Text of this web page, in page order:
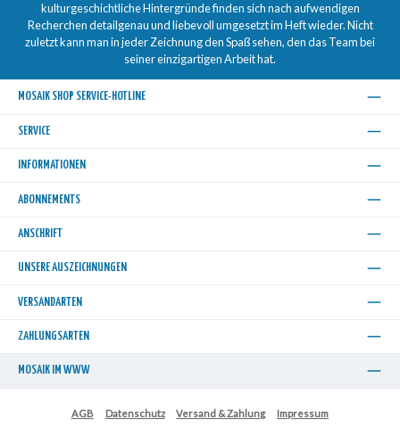
kulturgeschichtliche Hintergründe finden sich nach aufwendigen
Recherchen detailgenau und liebevoll umgesetzt im Heft wieder. Nicht
zuletzt kann man in jeder Zeichnung den Spaß sehen, den das Team bei
seiner einzigartigen Arbeit hat.
MOSAIK SHOP SERVICE-HOTLINE
SERVICE
INFORMATIONEN
ABONNEMENTS
ANSCHRIFT
UNSERE AUSZEICHNUNGEN
VERSANDARTEN
ZAHLUNGSARTEN
MOSAIK IM WWW
AGB Datenschutz Versand & Zahlung Impressum